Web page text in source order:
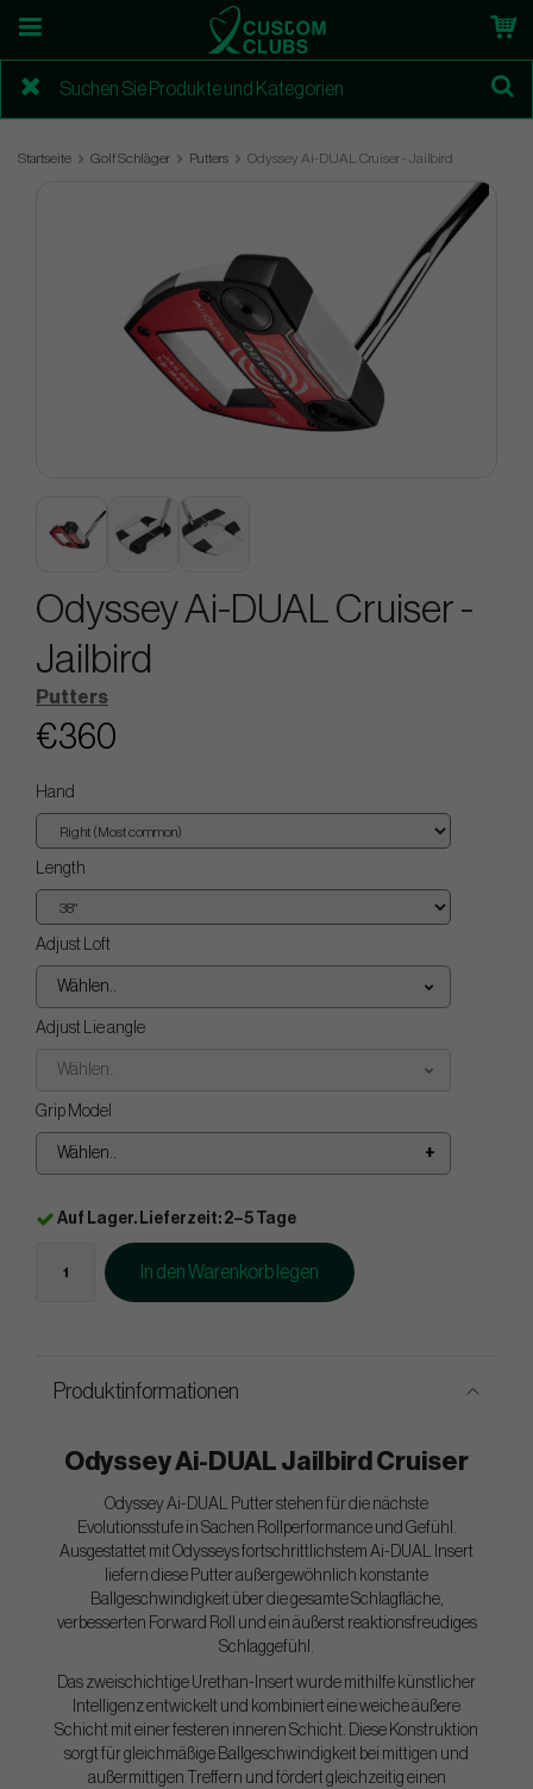
Startseite Golf Schläger Putters Odyssey Ai-DUAL Cruiser - Jailbird
Odyssey Ai-DUAL Cruiser -
Jailbird
Putters
€360
Hand
Length
Adjust Loft
Wählen..
Adjust Lie angle
Wählen..
Grip Model
Wählen..
Auf Lager. Lieferzeit: 2–5 Tage
In den Warenkorb legen
Produktinformationen
Odyssey Ai-DUAL Jailbird Cruiser
Odyssey Ai-DUAL Putter stehen für die nächste
Evolutionsstufe in Sachen Rollperformance und Gefühl.
Ausgestattet mit Odysseys fortschrittlichstem Ai-DUAL Insert
liefern diese Putter außergewöhnlich konstante
Ballgeschwindigkeit über die gesamte Schlagfläche,
verbesserten Forward Roll und ein äußerst reaktionsfreudiges
Schlaggefühl.
Das zweischichtige Urethan-Insert wurde mithilfe künstlicher
Intelligenz entwickelt und kombiniert eine weiche äußere
Schicht mit einer festeren inneren Schicht. Diese Konstruktion
sorgt für gleichmäßige Ballgeschwindigkeit bei mittigen und
außermittigen Treffern und fördert gleichzeitig einen